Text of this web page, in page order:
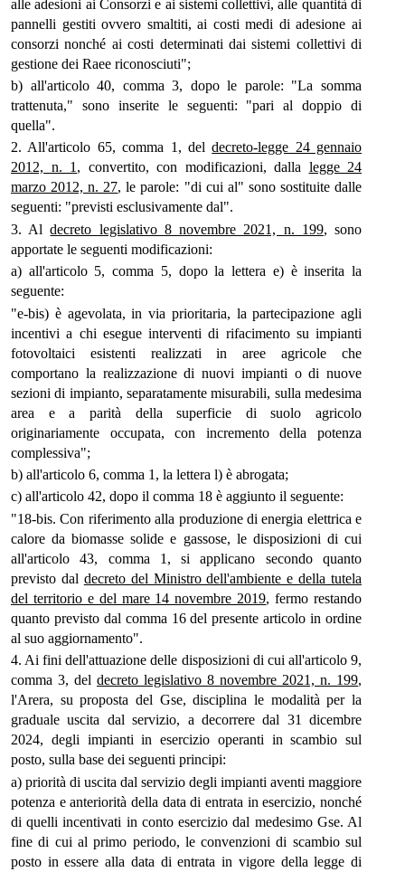
alle adesioni ai Consorzi e ai sistemi collettivi, alle quantità di
pannelli gestiti ovvero smaltiti, ai costi medi di adesione ai
consorzi nonché ai costi determinati dai sistemi collettivi di
gestione dei Raee riconosciuti";
b) all'articolo 40, comma 3, dopo le parole: "La somma
trattenuta," sono inserite le seguenti: "pari al doppio di
quella".
2. All'articolo 65, comma 1, deldecreto-legge 24 gennaio
2012, n. 1, convertito, con modificazioni, dalla legge 24
marzo 2012, n. 27, le parole: "di cui al" sono sostituite dalle
seguenti: "previsti esclusivamente dal".
3. Aldecreto legislativo 8 novembre 2021, n. 199, sono
apportate le seguenti modificazioni:
a) all'articolo 5, comma 5, dopo la lettera e) è inserita la
seguente:
"e-bis) è agevolata, in via prioritaria, la partecipazione agli
incentivi a chi esegue interventi di rifacimento su impianti
fotovoltaici esistenti realizzati in aree agricole che
comportano la realizzazione di nuovi impianti o di nuove
sezioni di impianto, separatamente misurabili, sulla medesima
area e a parità della superficie di suolo agricolo
originariamente occupata, con incremento della potenza
complessiva";
b) all'articolo 6, comma 1, la lettera l) è abrogata;
c) all'articolo 42, dopo il comma 18 è aggiunto il seguente:
"18-bis. Con riferimento alla produzione di energia elettrica e
calore da biomasse solide e gassose, le disposizioni di cui
all'articolo 43, comma 1, si applicano secondo quanto
previsto dal decreto del Ministro dell'ambiente e della tutela
del territorio e del mare 14 novembre 2019, fermo restando
quanto previsto dal comma 16 del presente articolo in ordine
al suo aggiornamento".
4. Ai fini dell'attuazione delle disposizioni di cui all'articolo 9,
comma 3, del decreto legislativo 8 novembre 2021, n. 199,
l'Arera, su proposta del Gse, disciplina le modalità per la
graduale uscita dal servizio, a decorrere dal 31 dicembre
2024, degli impianti in esercizio operanti in scambio sul
posto, sulla base dei seguenti principi:
a) priorità di uscita dal servizio degli impianti aventi maggiore
potenza e anteriorità della data di entrata in esercizio, nonché
di quelli incentivati in conto esercizio dal medesimo Gse. Al
fine di cui al primo periodo, le convenzioni di scambio sul
posto in essere alla data di entrata in vigore della legge di